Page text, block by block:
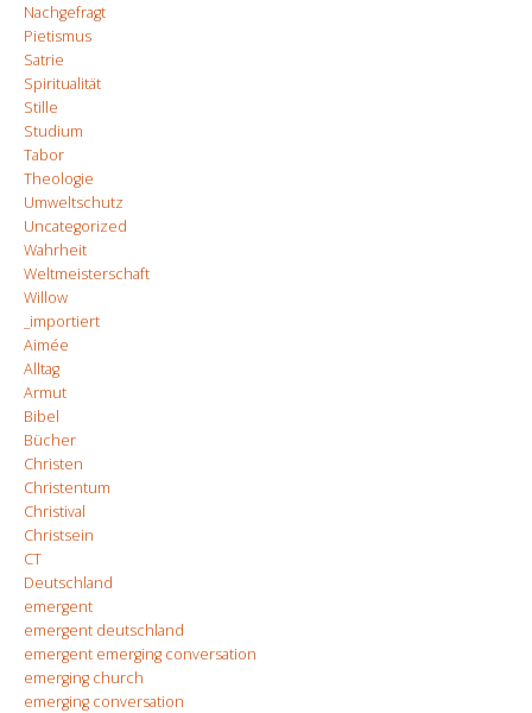
Nachgefragt
Pietismus
Satrie
Spiritualität
Stille
Studium
Tabor
Theologie
Umweltschutz
Uncategorized
Wahrheit
Weltmeisterschaft
Willow
_importiert
Aimée
Alltag
Armut
Bibel
Bücher
Christen
Christentum
Christival
Christsein
CT
Deutschland
emergent
emergent deutschland
emergent emerging conversation
emerging church
emerging conversation